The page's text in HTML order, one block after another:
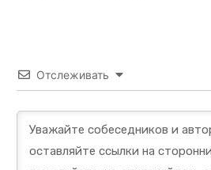
Отслеживать